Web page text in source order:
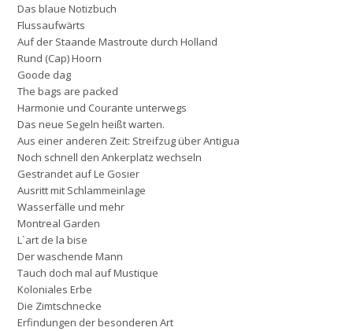
Das blaue Notizbuch
Flussaufwärts
Auf der Staande Mastroute durch Holland
Rund (Cap) Hoorn
Goode dag
The bags are packed
Harmonie und Courante unterwegs
Das neue Segeln heißt warten.
Aus einer anderen Zeit: Streifzug über Antigua
Noch schnell den Ankerplatz wechseln
Gestrandet auf Le Gosier
Ausritt mit Schlammeinlage
Wasserfälle und mehr
Montreal Garden
L`art de la bise
Der waschende Mann
Tauch doch mal auf Mustique
Koloniales Erbe
Die Zimtschnecke
Erfindungen der besonderen Art